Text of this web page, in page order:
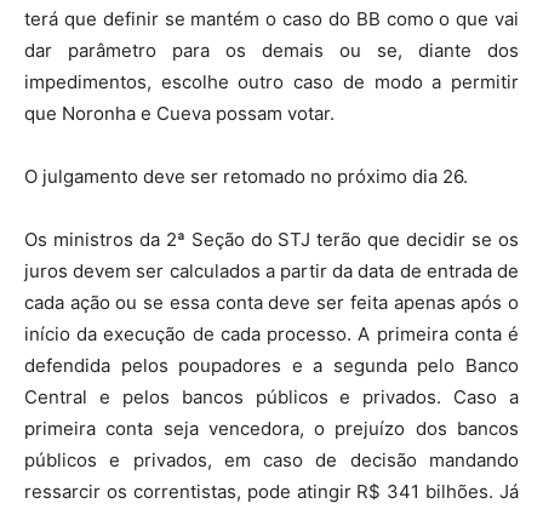
terá que definir se mantém o caso do BB como o que vai
dar parâmetro para os demais ou se, diante dos
impedimentos, escolhe outro caso de modo a permitir
que Noronha e Cueva possam votar.
O julgamento deve ser retomado no próximo dia 26.
Os ministros da 2ª Seção do STJ terão que decidir se os
juros devem ser calculados a partir da data de entrada de
cada ação ou se essa conta deve ser feita apenas após o
início da execução de cada processo. A primeira conta é
defendida pelos poupadores e a segunda pelo Banco
Central e pelos bancos públicos e privados. Caso a
primeira conta seja vencedora, o prejuízo dos bancos
públicos e privados, em caso de decisão mandando
ressarcir os correntistas, pode atingir R$ 341 bilhões. Já